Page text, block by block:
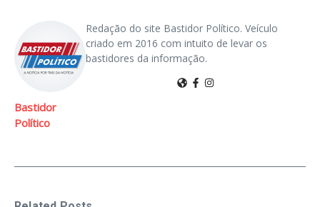
Bastidor
Político
Redação do site Bastidor Político. Veículo
criado em 2016 com intuito de levar os
bastidores da informação.